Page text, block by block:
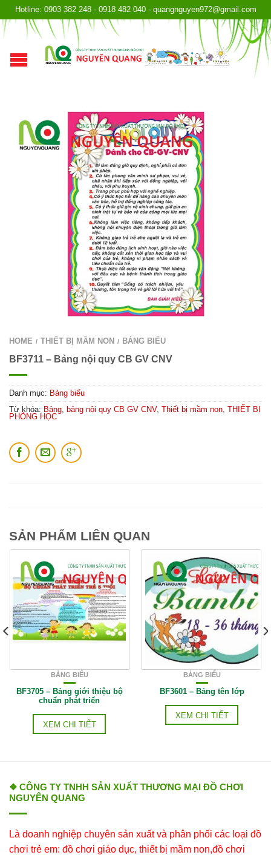
Hotline: 0903 382 248 - 0918 482 040 - quangnguyen972@gmail.com
HOME / THIẾT BỊ MẦM NON / BẢNG BIỂU
BF3711 – Bảng nội quy CB GV CNV
Danh mục: Bảng biểu
Từ khóa: Bảng bảng nội quy CB GV CNV, Thiết bị mầm non THIẾT BỊ
PHÒNG HỌC
SẢN PHẨM LIÊN QUAN
BẢNG BIỂU
BF3705 – Bảng giới thiệu bộ
chuẩn phát triển
XEM CHI TIẾT
BẢNG BIỂU
BF3601 – Bảng tên lớp
XEM CHI TIẾT
❖ CÔNG TY TNHH SẢN XUẤT THƯƠNG MẠI ĐỒ CHƠI
NGUYÊN QUANG
Là doanh nghiệp chuyên sản xuất và phân phối các loại đồ
chơi trẻ em: đồ chơi giáo dục, thiết bị mầm non,đồ chơi